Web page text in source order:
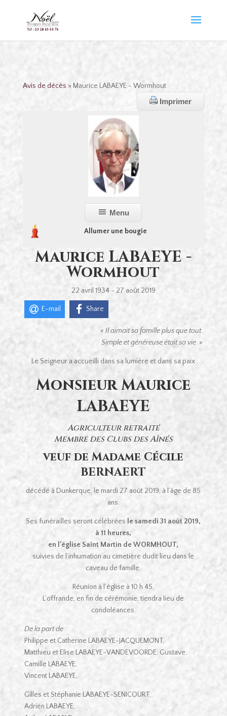
Avis de décès » Maurice LABAEYE - Wormhout
Imprimer
Menu
Allumer une bougie
Maurice LABAEYE -
Wormhout
22 avril 1934 - 27 août 2019
E-mail Share
« Il aimait sa famille plus que tout.
Simple et généreuse était sa vie. »
Le Seigneur a accueilli dans sa lumière et dans sa paix
Monsieur Maurice
LABAEYE
Agriculteur retraité
Membre des Clubs des Aînés
veuf de Madame Cécile
BERNAERT
décédé à Dunkerque, le mardi 27 août 2019, à l’âge de 85
ans.
Ses funérailles seront célébrées le samedi 31 août 2019,
à 11 heures,
en l’église Saint Martin de WORMHOUT,
suivies de l’inhumation au cimetière dudit lieu dans le
caveau de famille.
Réunion à l’église à 10 h 45.
L’offrande, en fin de cérémonie, tiendra lieu de
condoléances.
De la part de :
Philippe et Catherine LABAEYE-JACQUEMONT,
Matthieu et Elise LABAEYE-VANDEVOORDE, Gustave,
Camille LABAEYE,
Vincent LABAEYE,
Gilles et Stéphanie LABAEYE-SENICOURT,
Adrien LABAEYE,